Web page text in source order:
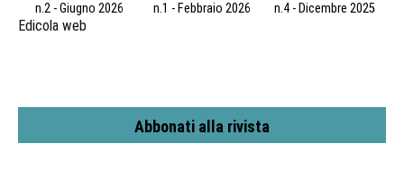
n.2 - Giugno 2026 n.1 - Febbraio 2026 n.4 - Dicembre 2025
Edicola web
Abbonati alla rivista